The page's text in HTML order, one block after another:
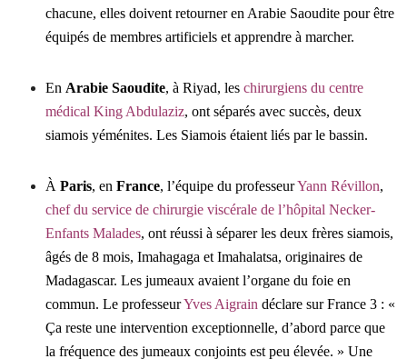
chacune, elles doivent retourner en Arabie Saoudite pour être
équipés de membres artificiels et apprendre à marcher.
En Arabie Saoudite, à Riyad, les chirurgiens du centre
médical King Abdulaziz, ont séparés avec succès, deux
siamois yéménites. Les Siamois étaient liés par le bassin.
À Paris, en France, l’équipe du professeurYann Révillon,
chef du service de chirurgie viscérale de l’hôpital Necker-
Enfants Malades, ont réussi à séparer les deux frères siamois,
âgés de 8 mois, Imahagaga et Imahalatsa, originaires de
Madagascar. Les jumeaux avaient l’organe du foie en
commun. Le professeurYves Aigrain déclare sur France 3 : «
Ça reste une intervention exceptionnelle, d’abord parce que
la fréquence des jumeaux conjoints est peu élevée. » Une